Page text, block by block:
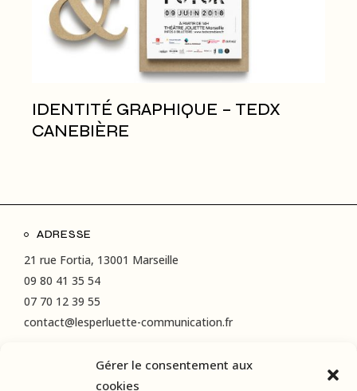
Gérer le consentement aux
cookies
IDENTITÉ GRAPHIQUE – TEDX
CANEBIÈRE
ADRESSE
21 rue Fortia, 13001 Marseille
09 80 41 35 54
07 70 12 39 55
contact@lesperluette-communication.fr
RÉSEAUX SOCIAUX